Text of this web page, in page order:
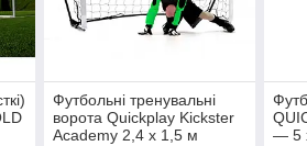
Футбольні тренувальні
ворота Quickplay Kickster
Academy 2,4 х 1,5 м
— 5